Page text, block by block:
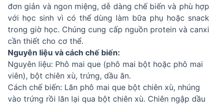
đơn giản và ngon miệng, dễ dàng chế biến và phù hợp
với học sinh vì có thể dùng làm bữa phụ hoặc snack
trong giờ học. Chúng cung cấp nguồn protein và canxi
cần thiết cho cơ thể.
Nguyên liệu và cách chế biến:
Nguyên liệu: Phô mai que (phô mai bột hoặc phô mai
viên), bột chiên xù, trứng, dầu ăn.
Cách chế biến: Lăn phô mai que bột chiên xù, nhúng
vào trứng rồi lăn lại qua bột chiên xù. Chiên ngập dầu